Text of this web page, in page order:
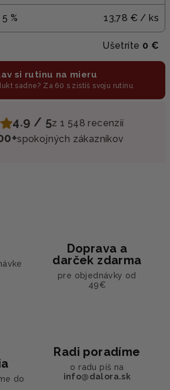
% 13,78 € / ks
Ušetríte 0 €
si rutinu na mieru
sadne? Za 60 s zistíš svoju rutinu.
4.9 / 5z 1 548 recenzií
spokojných zákazníkov
Doprava a
darček zdarma
pre objednávky od
49€
do
Radi poradíme
o radu píš na
info@dalora.sk